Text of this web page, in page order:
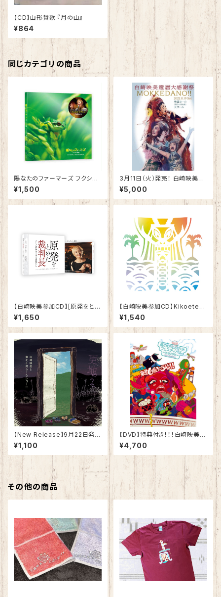
【CD】山形賛歌 『月の山』
¥864
同じカテゴリの商品
陽なたのファーマーズ フクシマ
と希望 主題歌「きみの手のワル
ツ」
¥1,500
3月11日（火）発売！ 白崎映美還
暦大感謝祭 『MOKKEDANO
!!』
¥5,000
【白崎映美参加CD】[原発をとめ
た裁判長 そして原発をとめる農
家たち]サウンドトラック
¥1,650
【白崎映美参加CD】Kikoeteku
ru Naminoyouni 聞こえてくる
波のように／Boom Pam
¥1,540
【New Release】9月22日発
売！！！3曲入りCD「更地のうた」
¥1,100
【DVD】特典付き！！！白崎映美＆
東北6県ろ~るショー!! DVD
『実録!!夏のぜんぶのせフェステ
ィバル -渋谷 2015-』
¥4,700
その他の商品